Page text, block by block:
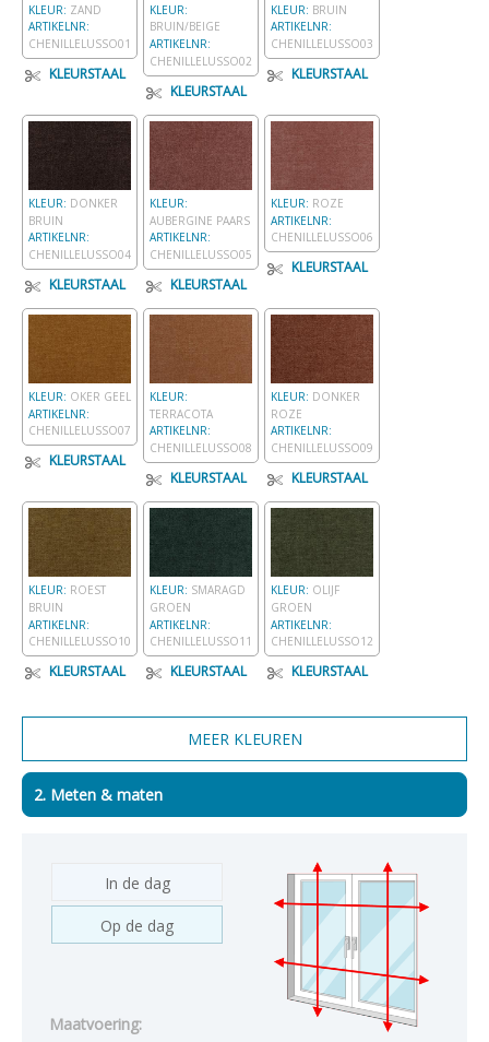
KLEUR: ZAND
ARTIKELNR:
CHENILLELUSSO01
KLEURSTAAL
KLEUR:
BRUIN/BEIGE
ARTIKELNR:
CHENILLELUSSO02
KLEURSTAAL
KLEUR: BRUIN
ARTIKELNR:
CHENILLELUSSO03
KLEURSTAAL
KLEUR: DONKER
BRUIN
ARTIKELNR:
CHENILLELUSSO04
KLEURSTAAL
KLEUR:
AUBERGINE PAARS
ARTIKELNR:
CHENILLELUSSO05
KLEURSTAAL
KLEUR: ROZE
ARTIKELNR:
CHENILLELUSSO06
KLEURSTAAL
KLEUR: OKER GEEL
ARTIKELNR:
CHENILLELUSSO07
KLEURSTAAL
KLEUR:
TERRACOTA
ARTIKELNR:
CHENILLELUSSO08
KLEURSTAAL
KLEUR: DONKER
ROZE
ARTIKELNR:
CHENILLELUSSO09
KLEURSTAAL
KLEUR: ROEST
BRUIN
ARTIKELNR:
CHENILLELUSSO10
KLEURSTAAL
KLEUR: SMARAGD
GROEN
ARTIKELNR:
CHENILLELUSSO11
KLEURSTAAL
KLEUR: OLIJF
GROEN
ARTIKELNR:
CHENILLELUSSO12
KLEURSTAAL
2. Meten & maten
In de dag
Op de dag
Maatvoering: